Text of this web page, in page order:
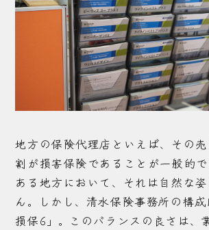
地方の保険代理店といえば、その
割が損害保険であることが一般的
ある地方において、それは自然な
ん。しかし、清水保険事務所の構成
損保6」。このバランスの良さは、